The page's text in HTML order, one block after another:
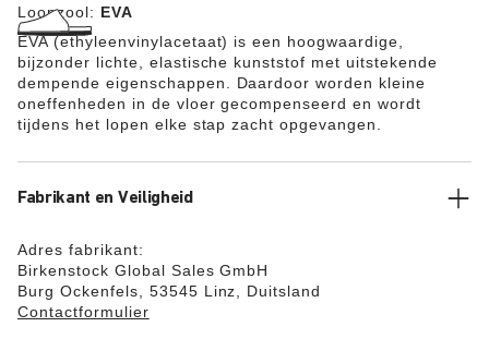
Loopzool: EVA
EVA (ethyleenvinylacetaat) is een hoogwaardige,
bijzonder lichte, elastische kunststof met uitstekende
dempende eigenschappen. Daardoor worden kleine
oneffenheden in de vloer gecompenseerd en wordt
tijdens het lopen elke stap zacht opgevangen.
Fabrikant en Veiligheid
Adres fabrikant:
Birkenstock Global Sales GmbH
Burg Ockenfels, 53545 Linz, Duitsland
Contactformulier